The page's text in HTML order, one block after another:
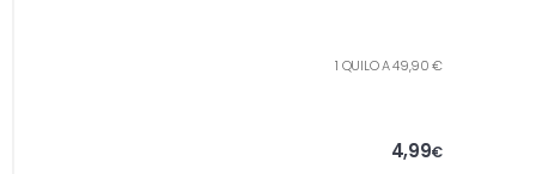
1 QUILO A 49,90 €
4,99€